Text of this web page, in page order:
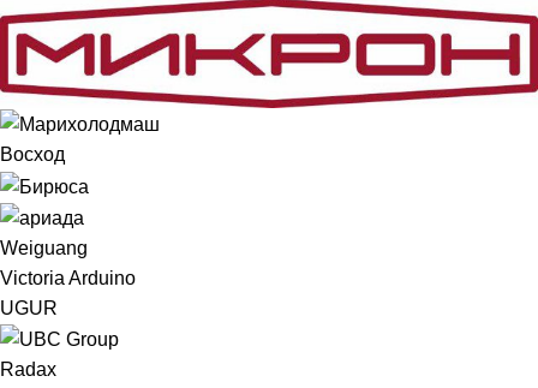
Восход
Weiguang
Victoria Arduino
UGUR
Radax